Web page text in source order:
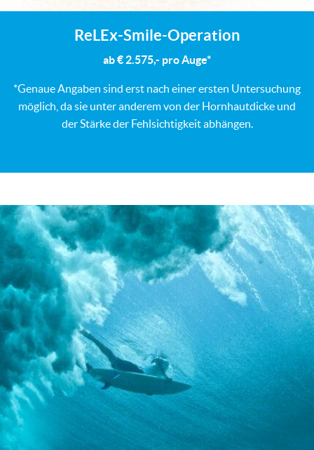
ReLEx-Smile-Operation
ab € 2.575,- pro Auge*
*Genaue Angaben sind erst nach einer ersten Untersuchung
möglich, da sie unter anderem von der Hornhautdicke und
der Stärke der Fehlsichtigkeit abhängen.